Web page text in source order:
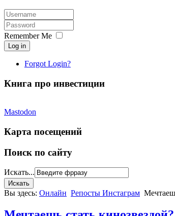
Remember Me
Log in
Forgot Login?
Книга про инвестиции
Mastodon
Карта посещений
Поиск по сайту
Искать...
Вы здесь: Онлайн Репосты Инстаграм